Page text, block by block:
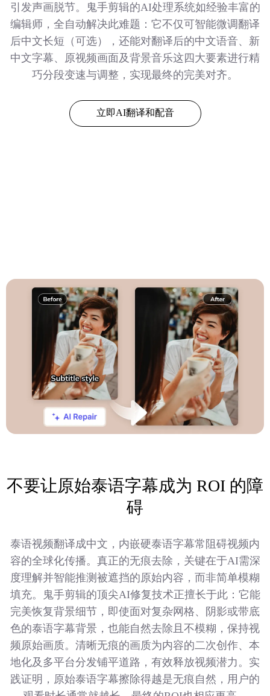
引发声画脱节。鬼手剪辑的AI处理系统如经验丰富的
编辑师，全自动解决此难题：它不仅可智能微调翻译
后中文长短（可选），还能对翻译后的中文语音、新
中文字幕、原视频画面及背景音乐这四大要素进行精
巧分段变速与调整，实现最终的完美对齐。
立即AI翻译和配音
不要让原始泰语字幕成为 ROI 的障
碍
泰语视频翻译成中文，内嵌硬泰语字幕常阻碍视频内
容的全球化传播。真正的无痕去除，关键在于AI需深
度理解并智能推测被遮挡的原始内容，而非简单模糊
填充。鬼手剪辑的顶尖AI修复技术正擅长于此：它能
完美恢复背景细节，即使面对复杂网格、阴影或带底
色的泰语字幕背景，也能自然去除且不模糊，保持视
频原始画质。清晰无痕的画质为内容的二次创作、本
地化及多平台分发铺平道路，有效释放视频潜力。实
践证明，原始泰语字幕擦除得越是无痕自然，用户的